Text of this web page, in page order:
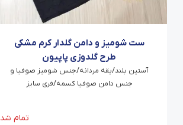
ست شومیز و دامن گلدار کرم مشکی
طرح گلدوزی پاپیون
آستین بلند/یقه مردانه/جنس شومیز صوفیا و
جنس دامن صوفیا کسمه/فری سایز
تمام شد